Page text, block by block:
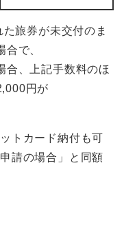
旅券が未交付のま
で、
、上記手数料のほ
円が
トカード納付も可
請の場合」と同額